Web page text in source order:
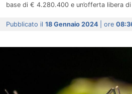
base di € 4.280.400 e un’offerta libera
Pubblicato il 18 Gennaio 2024 | ore